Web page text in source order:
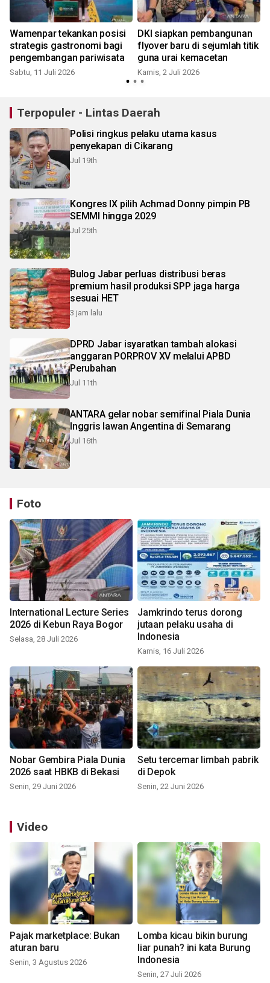
Wamenpar tekankan posisi
strategis gastronomi bagi
pengembangan pariwisata
Sabtu, 11 Juli 2026
DKI siapkan pembangunan
flyover baru di sejumlah titik
guna urai kemacetan
Kamis, 2 Juli 2026
Terpopuler - Lintas Daerah
Polisi ringkus pelaku utama kasus
penyekapan di Cikarang
Jul 19th
Kongres IX pilih Achmad Donny pimpin PB
SEMMI hingga 2029
Jul 25th
Bulog Jabar perluas distribusi beras
premium hasil produksi SPP jaga harga
sesuai HET
3 jam lalu
DPRD Jabar isyaratkan tambah alokasi
anggaran PORPROV XV melalui APBD
Perubahan
Jul 11th
ANTARA gelar nobar semifinal Piala Dunia
Inggris lawan Angentina di Semarang
Jul 16th
Foto
International Lecture Series
2026 di Kebun Raya Bogor
Selasa, 28 Juli 2026
Jamkrindo terus dorong
jutaan pelaku usaha di
Indonesia
Kamis, 16 Juli 2026
Nobar Gembira Piala Dunia
2026 saat HBKB di Bekasi
Senin, 29 Juni 2026
Setu tercemar limbah pabrik
di Depok
Senin, 22 Juni 2026
Video
Pajak marketplace: Bukan
aturan baru
Senin, 3 Agustus 2026
Lomba kicau bikin burung
liar punah? ini kata Burung
Indonesia
Senin, 27 Juli 2026